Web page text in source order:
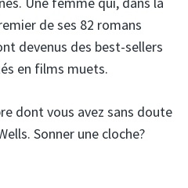
de ses 82 romans
devenus des best-sellers
en films muets.
dont vous avez sans doute
Sonner une cloche?